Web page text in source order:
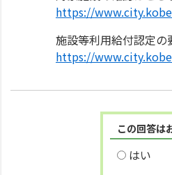
https://
施設等利用給付認定
https://
この回答は
はい